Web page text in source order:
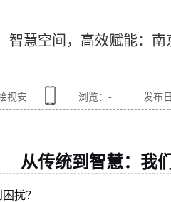
智慧空间，高效赋能：
视安 浏览： - 发布
从传统到智慧：我
扰？